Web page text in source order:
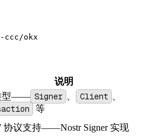
ccc/okx
说明
型—— Signer Client
等
协议支持——Nostr Signer 实现